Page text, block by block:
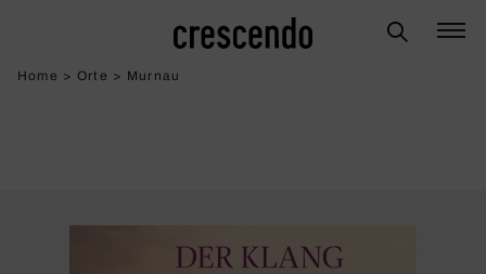
Home > Orte > Murnau